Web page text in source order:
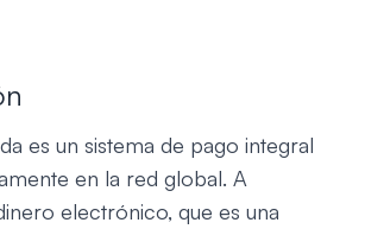
es un sistema de pago integral
en la red global. A
electrónico, que es una